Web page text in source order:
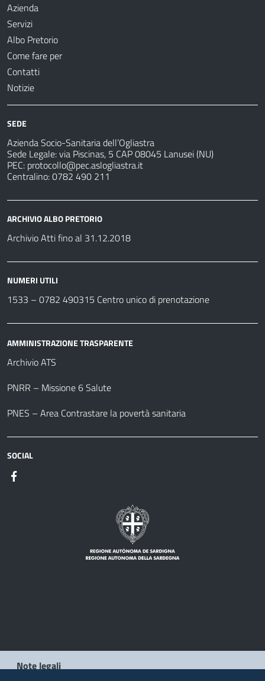
Azienda
Servizi
Albo Pretorio
Come fare per
Contatti
Notizie
SEDE
Azienda Socio-Sanitaria dell’Ogliastra
Sede Legale: via Piscinas, 5 CAP 08045 Lanusei (NU)
PEC: protocollo@pec.aslogliastra.it
Centralino: 0782 490 211
ARCHIVIO ALBO PRETORIO
Archivio Atti fino al 31.12.2018
NUMERI UTILI
1533 – 0782 490315 Centro unico di prenotazione
AMMINISTRAZIONE TRASPARENTE
Archivio ATS
PNRR – Missione 6 Salute
PNES – Area Contrastare la povertà sanitaria
SOCIAL
Note legali